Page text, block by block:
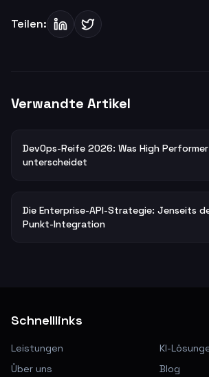
Teilen:
Verwandte Artikel
DevOps-Reife 2026: Was High
unterscheidet
Die Enterprise-API-Strategie: Jenseits
Punkt-Integration
Schnelllinks
Leistungen
KI-
Über uns
Blog